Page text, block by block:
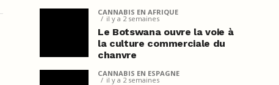
CANNABIS EN AFRIQUE
il y a 2 semaines
Le Botswana ouvre la voie à
la culture commerciale du
chanvre
CANNABIS EN ESPAGNE
il y a 2 semaines